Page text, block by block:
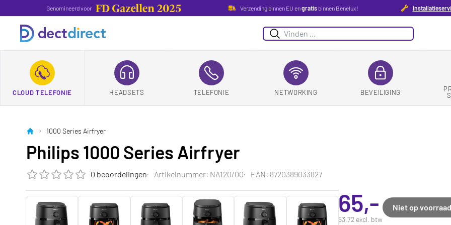
Genomineerd voor Verzending binnen EU engratisbinnen Benelux!
Zoeken
CLOUD TELEFONIE HEADSETS TELEFONIE NETWORKING BEVEILIGING
1000 Series Airfryer
Philips 1000 Series Airfryer
De beoordeling van dit product is0.0 van de 5
0 beoordelingen Artikelnummer: NA120/00 EAN: 8720389033827
65,-
53,72 excl. btw
Niet op voorraad